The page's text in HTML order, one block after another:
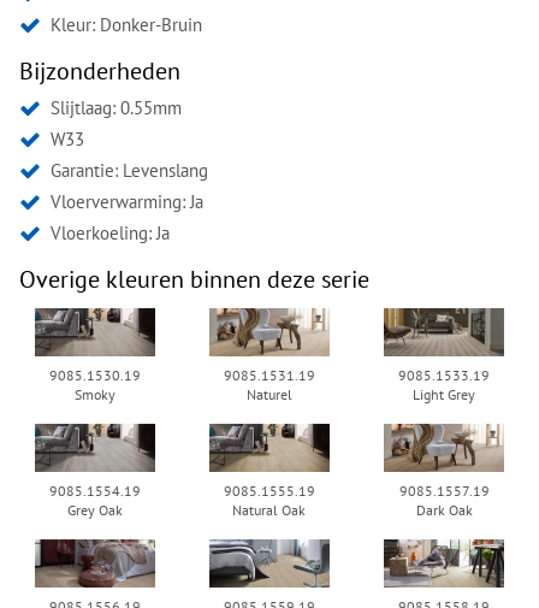
Kleur: Donker-Bruin
Bijzonderheden
Slijtlaag: 0.55mm
W33
Garantie: Levenslang
Vloerverwarming: Ja
Vloerkoeling: Ja
Overige kleuren binnen deze serie
9085.1530.19
Smoky
9085.1531.19
Naturel
9085.1533.19
Light Grey
9085.1554.19
Grey Oak
9085.1555.19
Natural Oak
9085.1557.19
Dark Oak